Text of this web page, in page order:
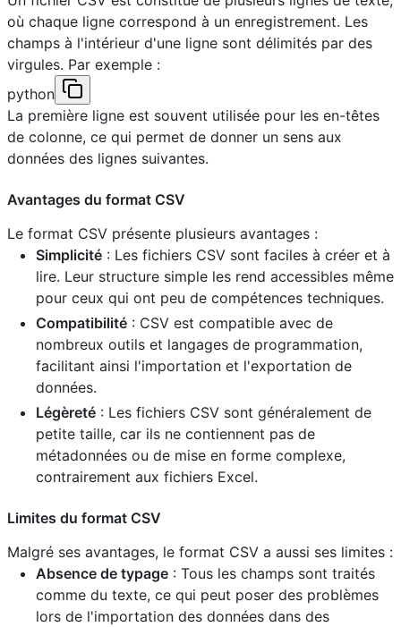
où chaque ligne correspond à un enregistrement. Les
champs à l'intérieur d'une ligne sont délimités par des
virgules. Par exemple :
python
La première ligne est souvent utilisée pour les en-têtes
de colonne, ce qui permet de donner un sens aux
données des lignes suivantes.
Avantages du format CSV
Le format CSV présente plusieurs avantages :
Simplicité : Les fichiers CSV sont faciles à créer et à
lire. Leur structure simple les rend accessibles même
pour ceux qui ont peu de compétences techniques.
Compatibilité : CSV est compatible avec de
nombreux outils et langages de programmation,
facilitant ainsi l'importation et l'exportation de
données.
Légèreté : Les fichiers CSV sont généralement de
petite taille, car ils ne contiennent pas de
métadonnées ou de mise en forme complexe,
contrairement aux fichiers Excel.
Limites du format CSV
Malgré ses avantages, le format CSV a aussi ses limites :
Absence de typage : Tous les champs sont traités
comme du texte, ce qui peut poser des problèmes
lors de l'importation des données dans des